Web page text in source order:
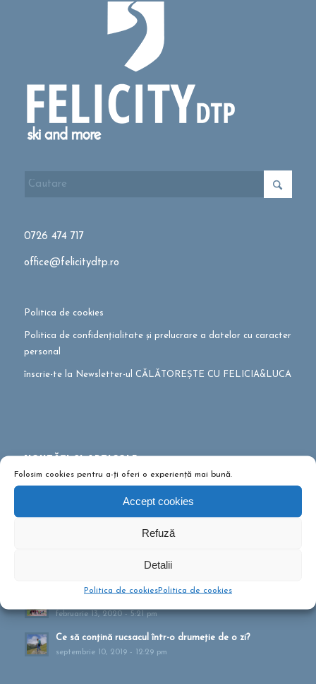
Folosim cookies pentru a-ți oferi o experiență mai bună.
Accept cookies
Refuză
Detalii
Politica de cookiesPolitica de cookies
0726 474 717
office@felicitydtp.ro
Politica de cookies
Politica de confidențialitate și prelucrare a datelor cu caracter
personal
înscrie-te la Newsletter-ul CĂLĂTOREȘTE CU FELICIA&LUCA
NOUTĂȚI ȘI ARTICOLE
Tabere pentru copii? Sunt bune sau?
octombrie 26, 2021 - 10:10 am
Muntele ca formă de terapie
februarie 13, 2020 - 5:21 pm
Ce să conțină rucsacul într-o drumeție de o zi?
septembrie 10, 2019 - 12:29 pm